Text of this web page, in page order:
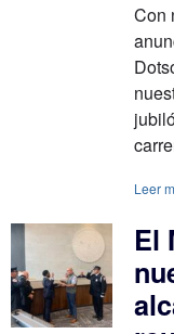
Con
Leer
El